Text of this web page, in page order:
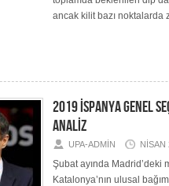
ancak kilit bazı noktalarda
2019 İSPANYA GENEL
ANALİZ
UPA-ADMIN NISAN
Şubat ayında Madrid’deki
Katalonya’nın ulusal